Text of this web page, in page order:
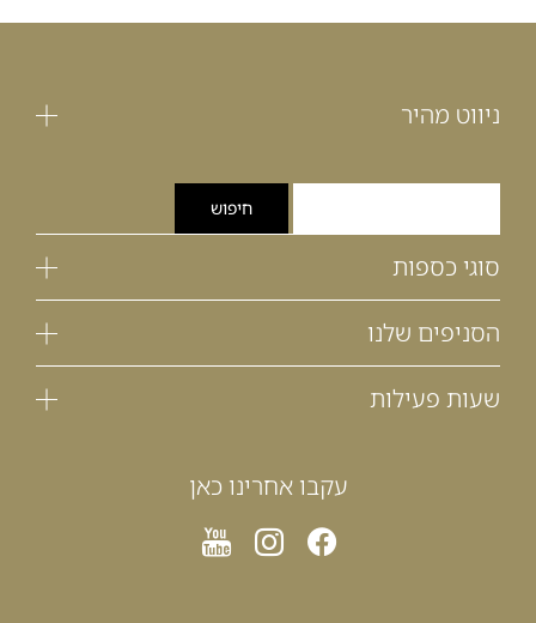
ניווט מהיר
סוגי כספות
הסניפים שלנו
שעות פעילות
עקבו אחרינו כאן